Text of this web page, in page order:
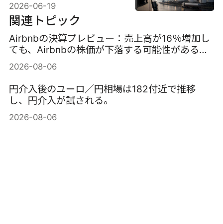
いのか？
2026-06-19
関連トピック
Airbnbの決算プレビュー：売上高が16％増加し
ても、Airbnbの株価が下落する可能性がある理
由
2026-08-06
円介入後のユーロ／円相場は182付近で推移
し、円介入が試される。
2026-08-06